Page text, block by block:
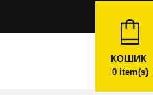
КОШИК
0item(s)